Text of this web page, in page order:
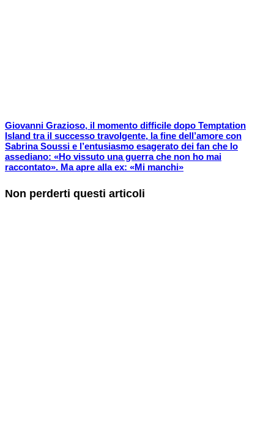
Giovanni Grazioso, il momento difficile dopo Temptation
Island tra il successo travolgente, la fine dell’amore con
Sabrina Soussi e l’entusiasmo esagerato dei fan che lo
assediano: «Ho vissuto una guerra che non ho mai
raccontato». Ma apre alla ex: «Mi manchi»
Non perderti questi articoli